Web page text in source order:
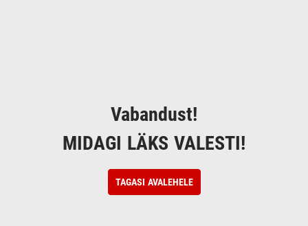
Vabandust!
MIDAGI LÄKS VALESTI!
TAGASI AVALEHELE